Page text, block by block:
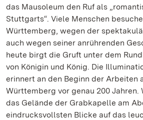
das Mausoleum den Ruf als
Stuttgarts“. Viele Menschen
Württemberg, wegen der
auch wegen seiner anrührenden
heute birgt die Gruft unter dem
von Königin und König. Die
erinnert an den Beginn der Arbeiten
Württemberg vor genau 200 Jahren.
das Gelände der Grabkapelle am
eindrucksvollsten Blicke auf das